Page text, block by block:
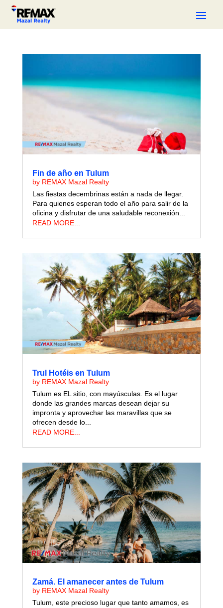
Fin de año en Tulum
by REMAX Mazal Realty
Las fiestas decembrinas están a nada de llegar.
Para quienes esperan todo el año para salir de la
oficina y disfrutar de una saludable reconexión...
READ MORE...
Trul Hotéis en Tulum
by REMAX Mazal Realty
Tulum es EL sitio, con mayúsculas. Es el lugar
donde las grandes marcas desean dejar su
impronta y aprovechar las maravillas que se
ofrecen desde lo...
READ MORE...
Zamá. El amanecer antes de Tulum
by REMAX Mazal Realty
Tulum, este precioso lugar que tanto amamos, es